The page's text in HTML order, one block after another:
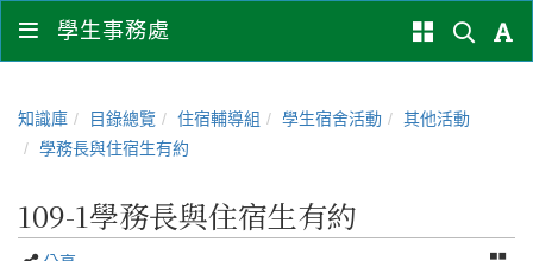
學生事務處
知識庫 目錄總覽 住宿輔導組 學生宿舍活動
其他活動
學務長與住宿生有約
109-1學務長與住宿生有約